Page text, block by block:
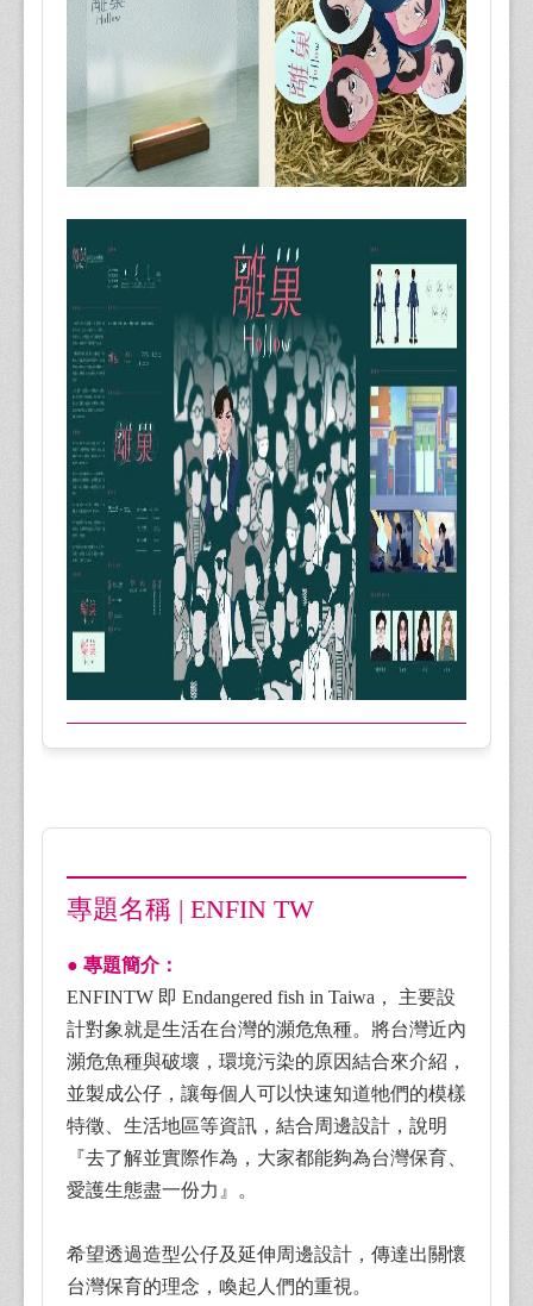
專題名稱 | ENFIN TW
● 專題簡介：
ENFINTW 即 Endangered fish in Taiwa， 主要設
計對象就是生活在台灣的瀕危魚種。將台灣近內
瀕危魚種與破壞，環境污染的原因結合來介紹，
並製成公仔，讓每個人可以快速知道牠們的模樣
特徵、生活地區等資訊，結合周邊設計，說明
『去了解並實際作為，大家都能夠為台灣保育、
愛護生態盡一份力』。
希望透過造型公仔及延伸周邊設計，傳達出關懷
台灣保育的理念，喚起人們的重視。